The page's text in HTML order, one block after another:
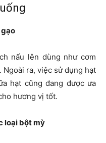
nấu lên dùng như cơm
Ngoài ra, việc sử dụng hạt
hạt cũng đang được ưa
hương vị tốt.
loại bột mỳ